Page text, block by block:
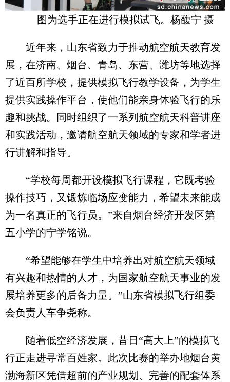
图为选手正在进行模拟试飞。杨馥宁 摄
近年来，山东省致力于推动航空航天教育发
展，在济南、烟台、青岛、东营、潍坊等地选择
了近百所学校，提供模拟飞行教学设备，为学生
提供实践操作平台，使他们能亲身体验飞行的乐
趣和挑战。同时组织了一系列航空航天科普讲座
和实践活动，邀请航空航天领域的专家和学者进
行讲解和指导。
“学校每周都开设模拟飞行课程，它既考验
操作技巧，又锻炼临场应变能力，希望未来能成
为一名真正的飞行员。”来自烟台经济开发区第
五小学的宁学铭说。
“希望能够在学生中培养出对航空航天领域
有兴趣和热情的人才，为国家航空航天事业的发
展培养更多的后备力量。”山东省模拟飞行组委
会负责人车争尧称。
随着低空经济发展，昔日“高大上”的模拟飞
行正走进寻常百姓家。此次比赛的举办地烟台黄
渤海新区凭借超前的产业规划、完善的配套体系